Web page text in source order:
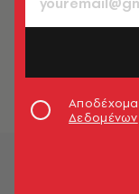
Δεδομένων